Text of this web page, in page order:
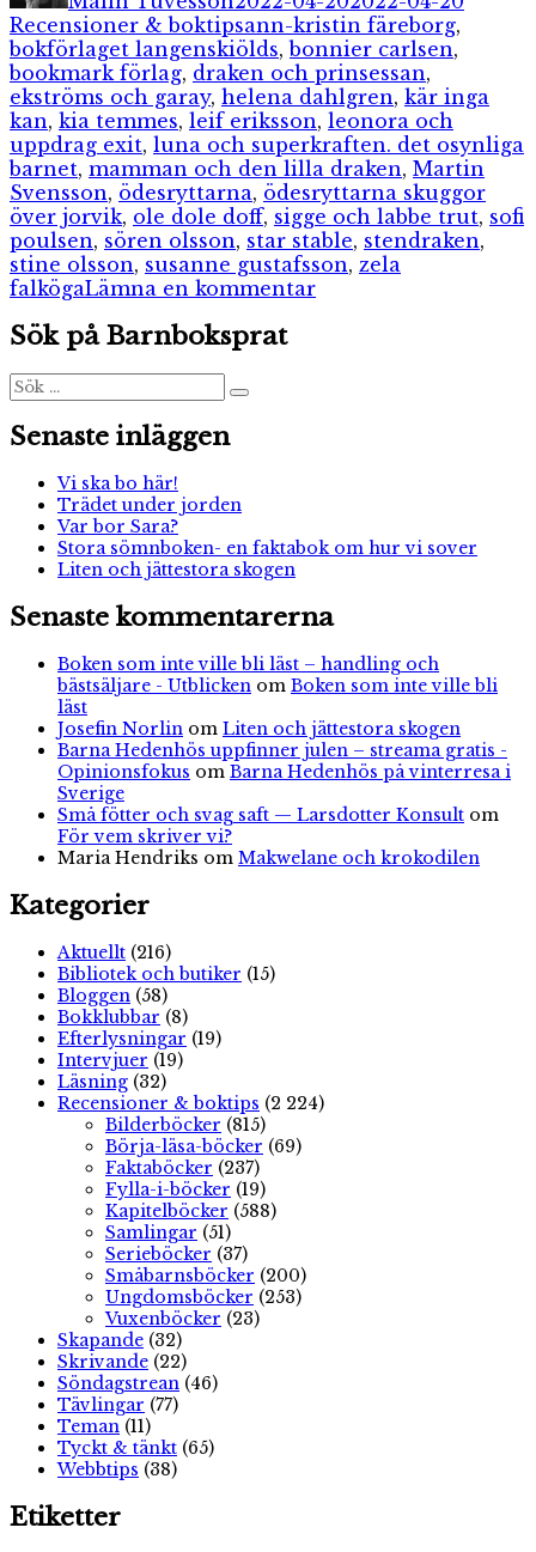
Recensioner & boktipsEtiketter
ann-kristin färeborg,
bokförlaget langenskiölds,bonnier carlsen,
bookmark förlag, draken och prinsessan,
ekströms och garay, helena dahlgren, kär inga
kan, kia temmes, leif eriksson, leonora och
uppdrag exit, luna och superkraften. det osynliga
barnet, mamman och den lilla draken, Martin
Svensson, ödesryttarna, ödesryttarna skuggor
över jorvik, ole dole doff, sigge och labbe trut, sofi
poulsen, sören olsson, star stable, stendraken,
stine olsson, susanne gustafsson, zela
falkögaLämna en kommentartill
Sök på Barnboksprat
Sök
efter:
Sök
Senaste inläggen
Vi ska bo här!
Trädet under jorden
Var bor Sara?
Stora sömnboken- en faktabok om hur vi sover
Liten och jättestora skogen
Senaste kommentarerna
Boken som inte ville bli läst – handling och
bästsäljare - Utblicken om Boken som inte ville bli
läst
Josefin Norlin om Liten och jättestora skogen
Barna Hedenhös uppfinner julen – streama gratis -
Opinionsfokus om Barna Hedenhös på vinterresa i
Sverige
Små fötter och svag saft — Larsdotter Konsult om
För vem skriver vi?
Maria Hendriks om Makwelane och krokodilen
Kategorier
Aktuellt (216)
Bibliotek och butiker (15)
Bloggen (58)
Bokklubbar (8)
Efterlysningar (19)
Intervjuer (19)
Läsning (32)
Recensioner & boktips (2 224)
Bilderböcker (815)
Börja-läsa-böcker (69)
Faktaböcker (237)
Fylla-i-böcker (19)
Kapitelböcker (588)
Samlingar (51)
Serieböcker (37)
Småbarnsböcker (200)
Ungdomsböcker (253)
Vuxenböcker (23)
Skapande (32)
Skrivande (22)
Söndagstrean (46)
Tävlingar (77)
Teman (11)
Tyckt & tänkt (65)
Webbtips (38)
Etiketter